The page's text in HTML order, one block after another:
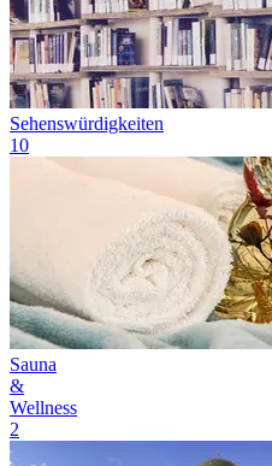
Sehenswürdigkeiten
10
Sauna
&
Wellness
2